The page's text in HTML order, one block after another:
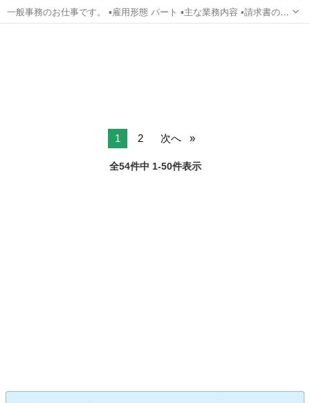
一般事務のお仕事です。 ▪️雇用形態 パート ▪️主な業務内容 •請求書の作
成や領収書の整理等 •クライアントへの請求対応 •書類作成 •データ入
1 2 次へ
全54件中 1-50件表示